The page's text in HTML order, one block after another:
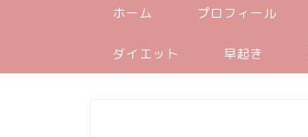
ホーム プロフィール
ダイエット 早起き